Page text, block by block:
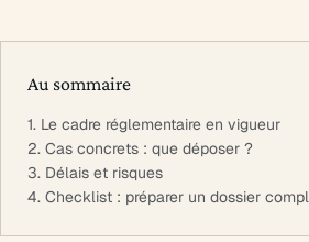
Au sommaire
1. Le cadre réglementaire en vigueur
2. Cas concrets : que déposer ?
3. Délais et risques
4. Checklist : préparer un dossier